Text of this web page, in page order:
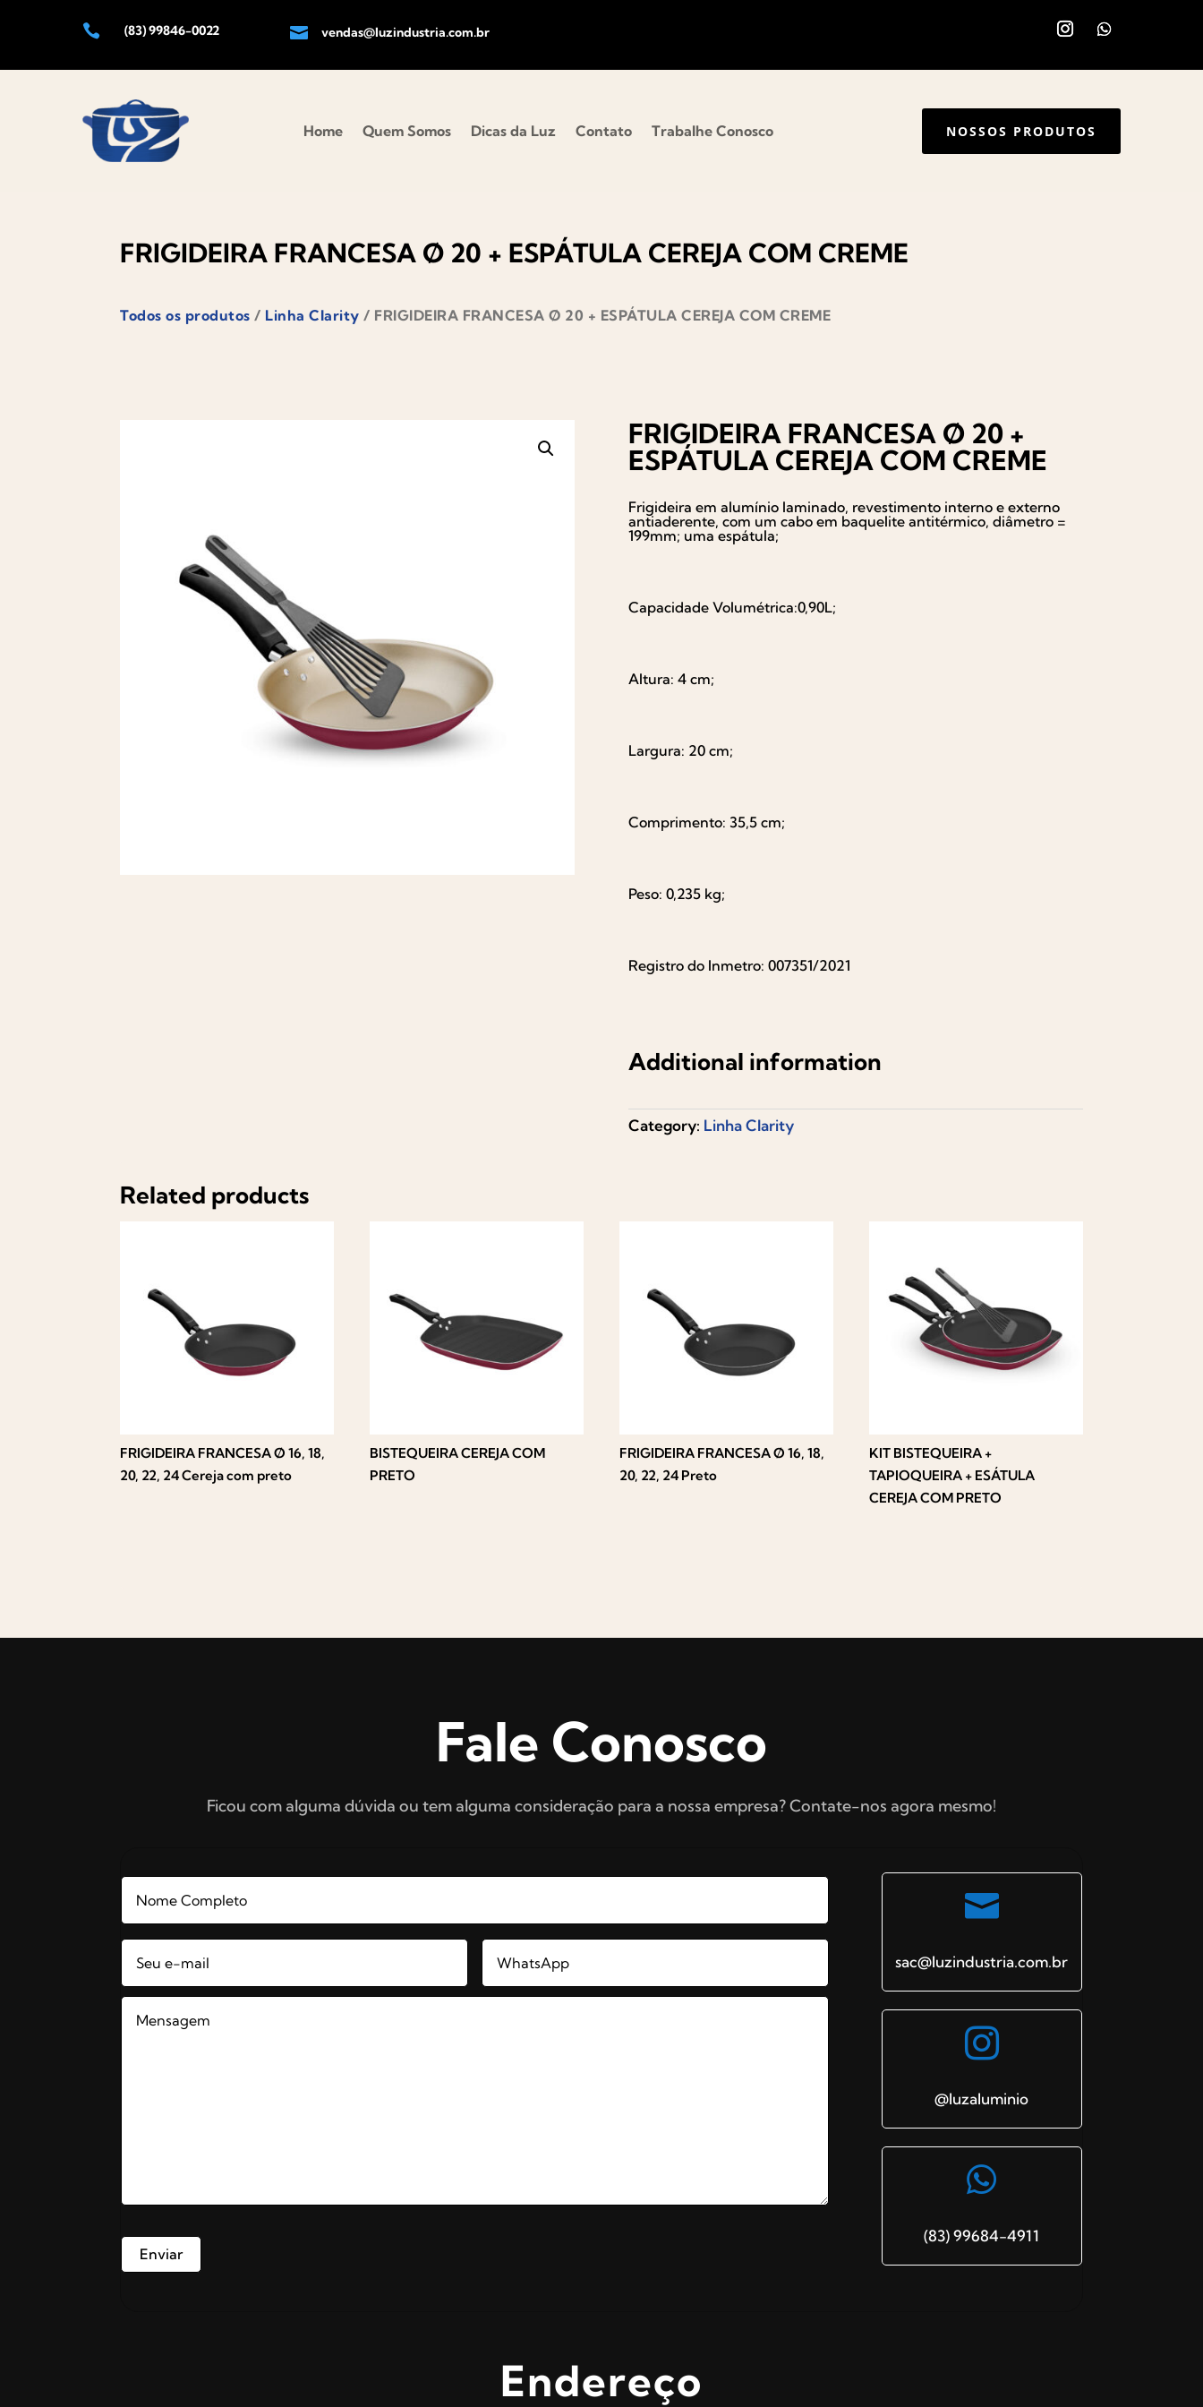
 (83) 99846-0022  vendas@luzindustria.com.br
Home Quem Somos Dicas da Luz Contato Trabalhe Conosco NOSSOS PRODUTOS
FRIGIDEIRA FRANCESA Ø 20 + ESPÁTULA CEREJA COM CREME
Todos os produtos / Linha Clarity / FRIGIDEIRA FRANCESA Ø 20 + ESPÁTULA CEREJA COM CREME
FRIGIDEIRA FRANCESA Ø 20 +
ESPÁTULA CEREJA COM CREME
Frigideira em alumínio laminado, revestimento interno e externo
antiaderente, com um cabo em baquelite antitérmico, diâmetro =
199mm; uma espátula;
Capacidade Volumétrica:0,90L;
Altura: 4 cm;
Largura: 20 cm;
Comprimento: 35,5 cm;
Peso: 0,235 kg;
Registro do Inmetro: 007351/2021
Additional information
Category: Linha Clarity
Related products
FRIGIDEIRA FRANCESA Ø 16, 18,
20, 22, 24 Cereja com preto
BISTEQUEIRA CEREJA COM
PRETO
FRIGIDEIRA FRANCESA Ø 16, 18,
20, 22, 24 Preto
KIT BISTEQUEIRA +
TAPIOQUEIRA + ESÁTULA
CEREJA COM PRETO
Fale Conosco
Ficou com alguma dúvida ou tem alguma consideração para a nossa empresa? Contate-nos agora mesmo!

sac@luzindustria.com.br

@luzaluminio

(83) 99684-4911
Endereço